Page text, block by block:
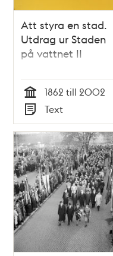
Att styra en stad.
Utdrag ur Staden
på vattnet II
Tid
1862 till 2002
Typ
Text